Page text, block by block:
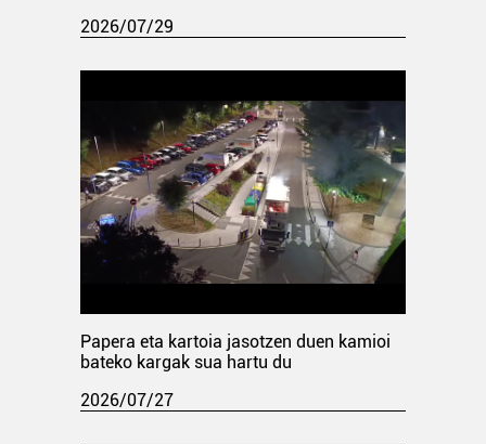
2026/07/29
Papera eta kartoia jasotzen duen kamioi
bateko kargak sua hartu du
2026/07/27